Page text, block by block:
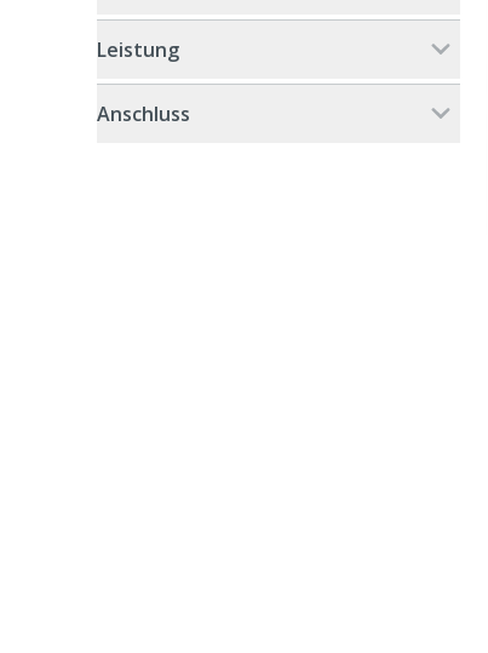
Leistung
Anschluss